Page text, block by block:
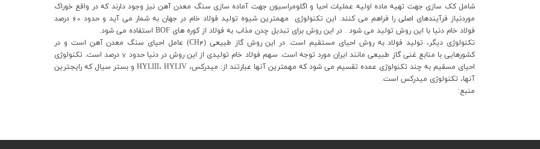
شامل کک سازي جهت تهيه ماده اوليه عمليات احيا و اگلومراسيون جهت آماده سازي سنگ معدن آهن نيز وجود دارند که در واقع خوراک
موردنياز فرآيندهاي اصلي را فراهم مي کنند. اين تکنولوژي مهمترين شيوه توليد فولاد خام در جهان به شمار مي آيد و حدود 60 درصد
فولاد خام دنيا با اين روش توليد مي شود . در اين روش براي تبديل چدن مذاب به فولاد از کوره هاي BOF استفاده مي شود.
تکنولوژي ديگر، توليد فولاد به روش احياي مستقيم است. در اين روش گاز طبيعي (CH4) عامل احياي سنگ معدن آهن است و در
کشورهايي با منابع غني گاز طبيعي مانند ايران مورد توجه است. سهم فولاد خام توليدي از اين روش در دنيا حدود 7 درصد است. تکنولوژي
احياي مسقيم به چند تکنولوژي عمده تقسيم مي شود که مهمترين آنها عبارتند از: ميدرکس، HYLIII، HYLIV و بستر سيال که رايجترين
آنها، تکنولوژي ميدرکس است.
منبع: